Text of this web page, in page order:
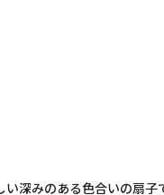
深みのある色合いの扇子